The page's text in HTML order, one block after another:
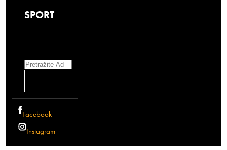
SPORT
Search
Facebook
Instagram